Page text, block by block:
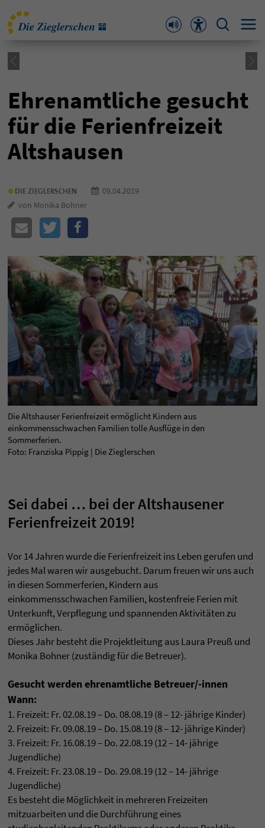
Ehrenamtliche gesucht
für die Ferienfreizeit
Altshausen
• DIE ZIEGLERSCHEN
09.04.2019
von Monika Bohner
Die Altshauser Ferienfreizeit ermöglicht Kindern aus
einkommensschwachen Familien tolle Ausflüge in den
Sommerferien.
Foto: Franziska Pippig | Die Zieglerschen
Sei dabei … bei der Altshausener
Ferienfreizeit 2019!
Vor 14 Jahren wurde die Ferienfreizeit ins Leben gerufen und
jedes Mal waren wir ausgebucht. Darum freuen wir uns auch
in diesen Sommerferien, Kindern aus
einkommensschwachen Familien, kostenfreie Ferien mit
Unterkunft, Verpflegung und spannenden Aktivitäten zu
ermöglichen.
Dieses Jahr besteht die Projektleitung aus Laura Preuß und
Monika Bohner (zuständig für die Betreuer).
Gesucht werden ehrenamtliche Betreuer/-innen
Wann:
1. Freizeit: Fr. 02.08.19 – Do. 08.08.19 (8 – 12- jährige Kinder)
2. Freizeit: Fr. 09.08.19 – Do. 15.08.19 (8 – 12- jährige Kinder)
3. Freizeit: Fr. 16.08.19 – Do. 22.08.19 (12 – 14- jährige
Jugendliche)
4. Freizeit: Fr. 23.08.19 – Do. 29.08.19 (12 – 14- jährige
Jugendliche)
Es besteht die Möglichkeit in mehreren Freizeiten
mitzuarbeiten und die Durchführung eines